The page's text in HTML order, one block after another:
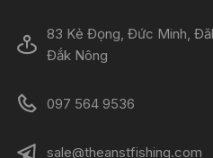
83 Kẻ Đọng, Đức Minh,
Đắk Nông
097 564 9536
sale@theanstfishing.com